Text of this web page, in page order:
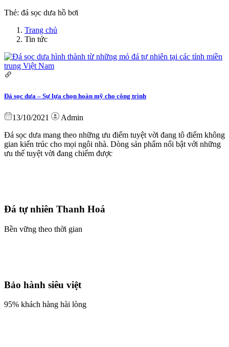
Thẻ: đá sọc dưa hồ bơi
Trang chủ
Tin tức
Đá sọc dưa – Sự lựa chọn hoàn mỹ cho công trình
13/10/2021
Admin
Đá sọc dưa mang theo những ưu điểm tuyệt vời đang tô điểm không
gian kiến trúc cho mọi ngôi nhà. Dòng sản phẩm nổi bật với những
ưu thế tuyệt vời đang chiếm được
Đá tự nhiên Thanh Hoá
Bền vững theo thời gian
Bảo hành siêu việt
95% khách hàng hài lòng